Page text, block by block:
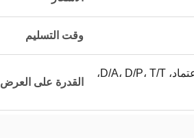
وقت التسليم
ترينيداد وتوباغو/باي بال، خطاب الاعتماد، D/A، D/P، T/T،
القدرة على العرض